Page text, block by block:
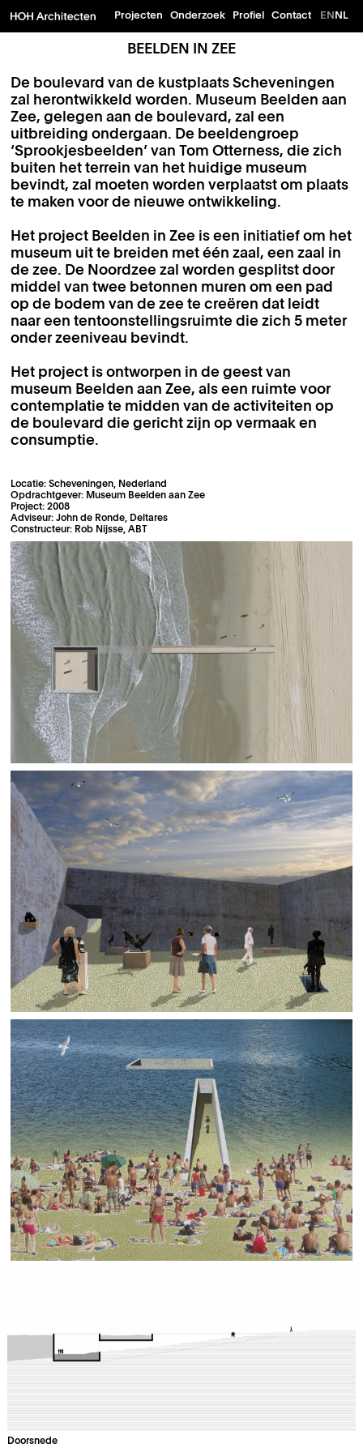
Projecten Onderzoek Profiel Contact ENNL
BEELDEN IN ZEE
De boulevard van de kustplaats Scheveningen
zal herontwikkeld worden. Museum Beelden aan
Zee, gelegen aan de boulevard, zal een
uitbreiding ondergaan. De beeldengroep
‘Sprookjesbeelden’ van Tom Otterness, die zich
buiten het terrein van het huidige museum
bevindt, zal moeten worden verplaatst om plaats
te maken voor de nieuwe ontwikkeling.
Het project Beelden in Zee is een initiatief om het
museum uit te breiden met één zaal, een zaal in
de zee. De Noordzee zal worden gesplitst door
middel van twee betonnen muren om een pad
op de bodem van de zee te creëren dat leidt
naar een tentoonstellingsruimte die zich 5 meter
onder zeeniveau bevindt.
Het project is ontworpen in de geest van
museum Beelden aan Zee, als een ruimte voor
contemplatie te midden van de activiteiten op
de boulevard die gericht zijn op vermaak en
consumptie.
Locatie: Scheveningen, Nederland
Opdrachtgever: Museum Beelden aan Zee
Project: 2008
Adviseur: John de Ronde, Deltares
Constructeur: Rob Nijsse, ABT
Doorsnede